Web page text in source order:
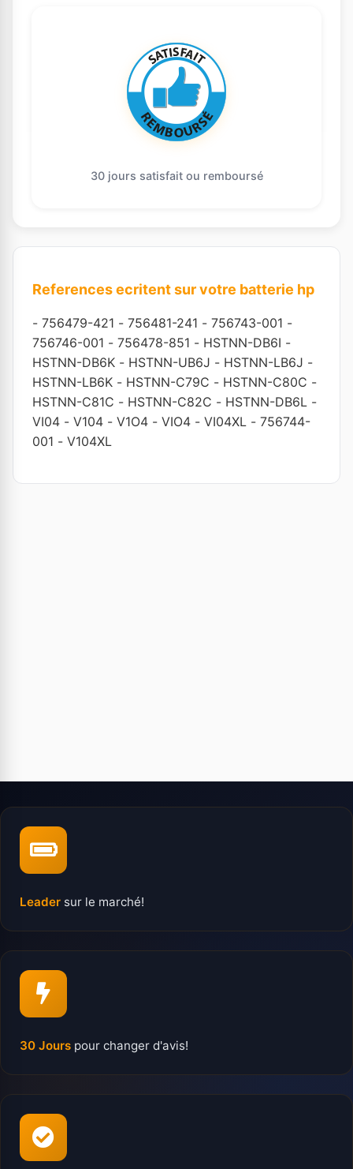
30 jours satisfait ou remboursé
References ecritent sur votre batterie hp
- 756479-421 - 756481-241 - 756743-001 -
756746-001 - 756478-851 - HSTNN-DB6I -
HSTNN-DB6K - HSTNN-UB6J - HSTNN-LB6J -
HSTNN-LB6K - HSTNN-C79C - HSTNN-C80C -
HSTNN-C81C - HSTNN-C82C - HSTNN-DB6L -
VI04 - V104 - V1O4 - VIO4 - VI04XL - 756744-
001 - V104XL
Leader sur le marché!
30 Jours pour changer d'avis!